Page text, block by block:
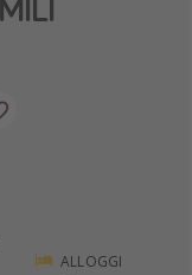
ALLOGGI